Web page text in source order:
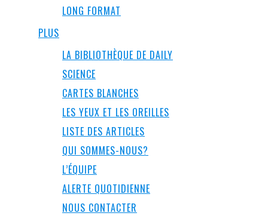
LONG FORMAT
PLUS
LA BIBLIOTHÈQUE DE DAILY
SCIENCE
CARTES BLANCHES
LES YEUX ET LES OREILLES
LISTE DES ARTICLES
QUI SOMMES-NOUS?
L’ÉQUIPE
ALERTE QUOTIDIENNE
NOUS CONTACTER